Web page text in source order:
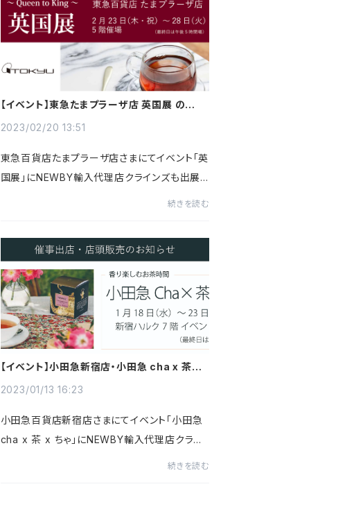
【イベント】東急たまプラーザ店 英国展 のお知
2023/02/20 13:51
東急百貨店たまプラーザ店さまにてイベント「英
国展」にNEWBY輸入代理店クラインズも出展
続きを読む
【イベント】小田急新宿店・小田急 cha x 茶 x
2023/01/13 16:23
小田急百貨店新宿店さまにてイベント「小田急
cha x 茶 x ちゃ」にNEWBY輸入代理店クライ
続きを読む